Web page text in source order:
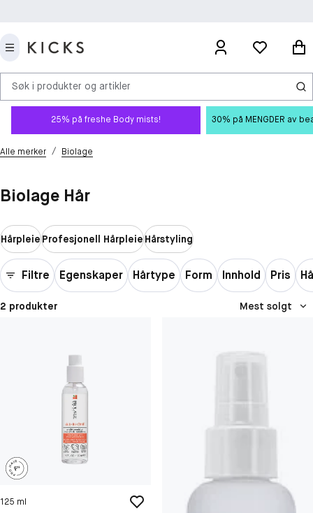
Søk i produkter og artikler
25% på freshe Body mists! 30% på MENGDER av
Alle merker / Biolage
Biolage Hår
HårpleieProfesjonell HårpleieHårstyling
Filtre Egenskaper Hårtype Form Innhold Pris
2 produkter Mest solgt
125 ml